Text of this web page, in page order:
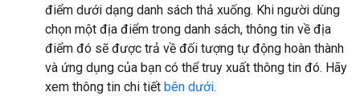
điểm dưới dạng danh sách thả xuống. Khi người dùng
chọn một địa điểm trong danh sách, thông tin về địa
điểm đó sẽ được trả về đối tượng tự động hoàn thành
và ứng dụng của bạn có thể truy xuất thông tin đó. Hãy
xem thông tin chi tiết bên dưới.